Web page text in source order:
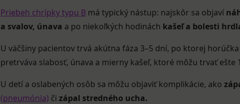
Priebeh chrípky typu B má typický nástup: najskôr sa objaví
a svalov, únava a po niekoľkých hodinách kašeľ a bolesti
U väčšiny pacientov trvá akútna fáza 3–5 dní, po ktorej
pretrváva slabosť, únava a mierny kašeľ, ktoré môžu trvať ešte
U detí a oslabených osôb sa môžu objaviť komplikácie, ako
(pneumónia) či zápal stredného ucha.